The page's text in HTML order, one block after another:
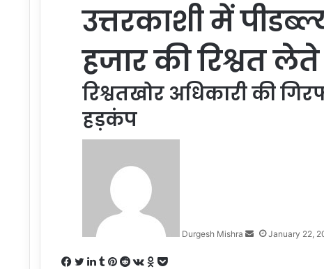
उत्तरकाशी में
हजार की रिश्वत
रिश्वतखोर अधिकारी की
हड़कंप
Durgesh Mishra January 22,
Facebook
Twitter
LinkedIn
Tumblr
Pinterest
RedditVKontakte
Odnoklassniki
Pocket